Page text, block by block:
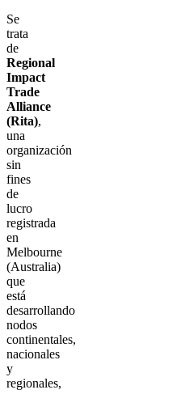
Se
trata
de
Regional
Impact
Trade
Alliance
(Rita),
una
organización
sin
fines
de
lucro
registrada
en
Melbourne
(Australia)
que
está
desarrollando
nodos
continentales,
nacionales
y
regionales,